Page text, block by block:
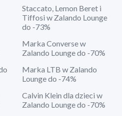
Staccato, Lemon Beret i
Tiffosi w Zalando Lounge
do -73%
Marka Converse w
Zalando Lounge do -70%
Marka LTB w Zalando
Lounge do -74%
Calvin Klein dla dzieci w
Zalando Lounge do -70%